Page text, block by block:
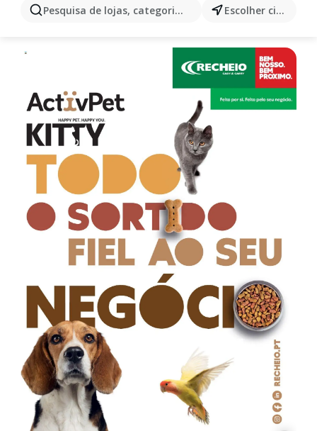
Pesquisa de lojas, categorias,produtos... Escolher cidade